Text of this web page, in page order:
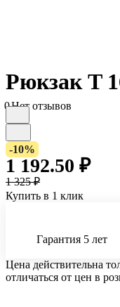
Рюкзак T
0Нет отзывов
-10%
1 192.50 ₽
1 325 ₽
Купить в 1 клик
Гарантия 5 лет
Цена действительна
отличаться от цен в